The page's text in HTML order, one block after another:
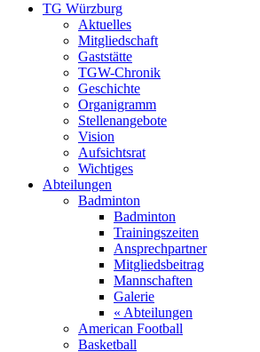
TG Würzburg
Aktuelles
Mitgliedschaft
Gaststätte
TGW-Chronik
Geschichte
Organigramm
Stellenangebote
Vision
Aufsichtsrat
Wichtiges
Abteilungen
Badminton
Badminton
Trainingszeiten
Ansprechpartner
Mitgliedsbeitrag
Mannschaften
Galerie
« Abteilungen
American Football
Basketball